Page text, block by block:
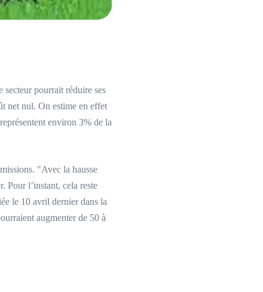
secteur pourrait réduire ses
net nul. On estime en effet
environ 3% de la
"Avec la hausse
Pour l’instant, cela reste
le 10 avril dernier dans la
augmenter de 50 à